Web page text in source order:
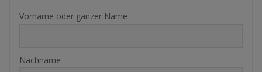
Vorname oder ganzer Name
Nachname